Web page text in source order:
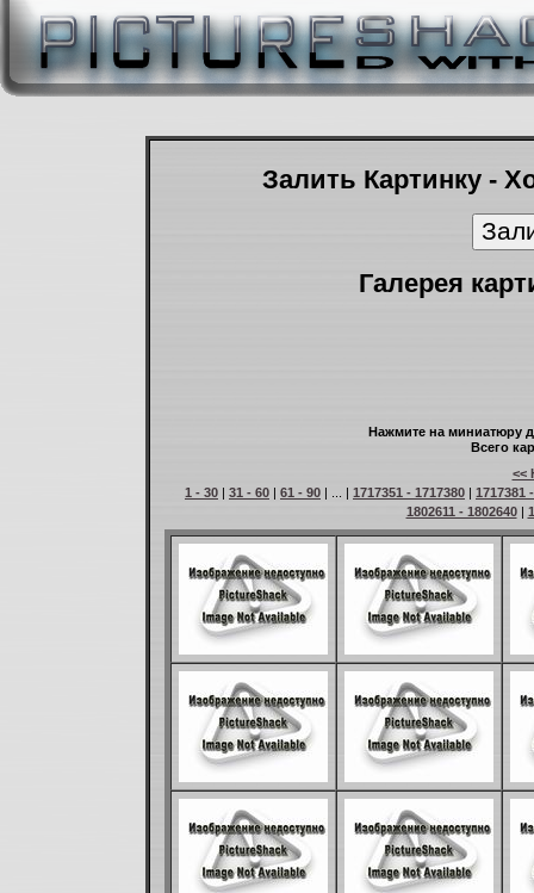
Залить Картинку -
Галерея
Нажмите на миниатюру
Всего
<<
1 - 30 | 31 - 60 | 61 - 90 | ... | 1717351 - 1717380 | 1717381
1802611 - 1802640|